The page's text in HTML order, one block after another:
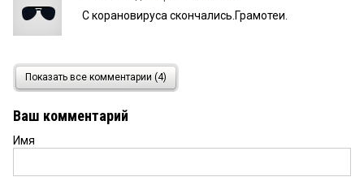
С корановируса скончались.Грамотеи.
Омск 10 декабря 2021 в 11:43:
Никто слово в оправдание не хотел бы замолвить
из министерств в своё оправдание? Или и так
проглотят?
Показать все комментарии (4)
Ваш комментарий
Имя